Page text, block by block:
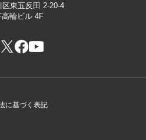
東五反田 2-20-4
高輪ビル 4F
に基づく表記